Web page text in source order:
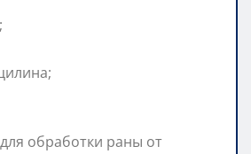
обработки раны от